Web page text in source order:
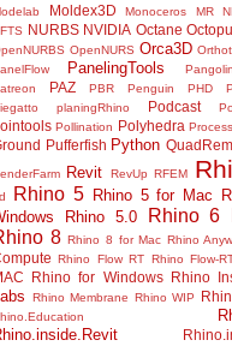
Moldex3D Monoceros MR
NURBS NVIDIA Octane
OpenNURS Orca3D
PanelingTools Pangolin
PAZ PBR Penguin PHD
planingRhino Podcast
Pollination Polyhedra
Pufferfish Python
Revit RevUp RFEM
Rhino 5 Rhino 5 for Mac
Rhino 5.0 Rhino 6
8 Rhino 8 for Mac Rhino
Rhino Flow RT Rhino Flow-
Rhino for Windows Rhino
Rhino Membrane Rhino WIP